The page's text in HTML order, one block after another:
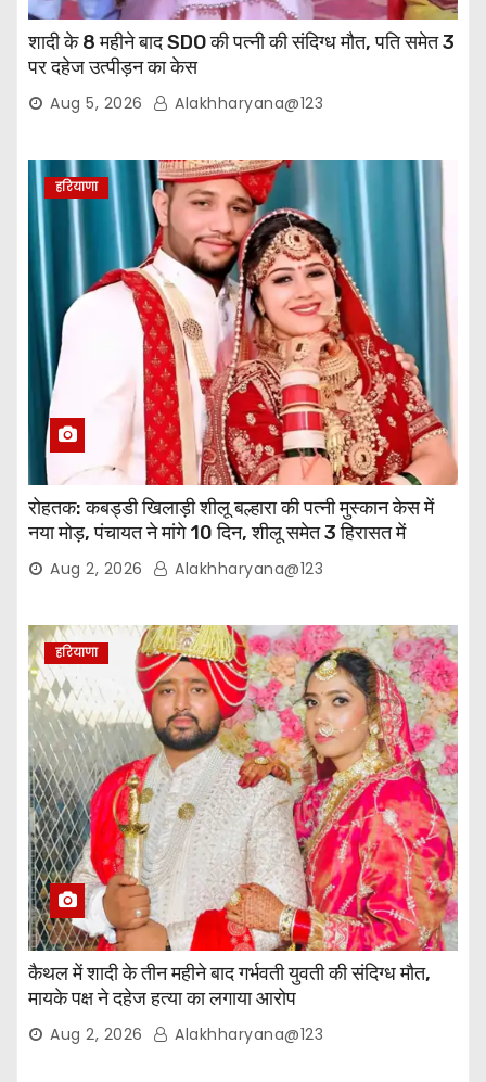
शादी के 8 महीने बाद SDO की पत्नी की संदिग्ध मौत, पति समेत 3
पर दहेज उत्पीड़न का केस
Aug 5, 2026 Alakhharyana@123
हरियाणा
रोहतक: कबड्डी खिलाड़ी शीलू बल्हारा की पत्नी मुस्कान केस में
नया मोड़, पंचायत ने मांगे 10 दिन, शीलू समेत 3 हिरासत में
Aug 2, 2026 Alakhharyana@123
हरियाणा
कैथल में शादी के तीन महीने बाद गर्भवती युवती की संदिग्ध मौत,
मायके पक्ष ने दहेज हत्या का लगाया आरोप
Aug 2, 2026 Alakhharyana@123